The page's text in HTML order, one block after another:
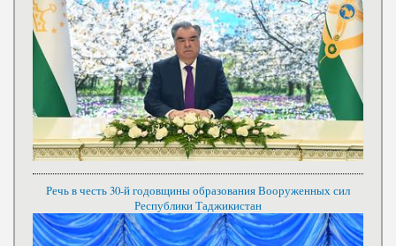
Речь в честь 30-й годовщины образования Вооруженных сил
Республики Таджикистан